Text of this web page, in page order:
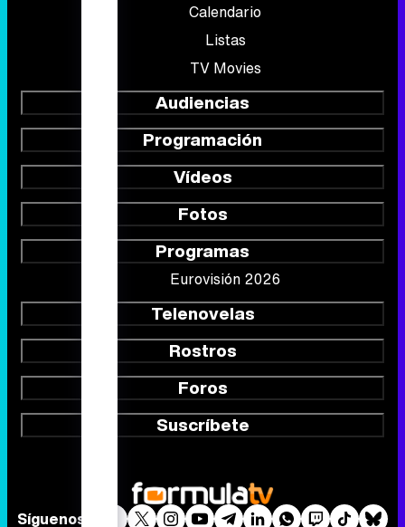
Calendario
Listas
TV Movies
Audiencias
Programación
Vídeos
Fotos
Programas
Eurovisión 2026
Telenovelas
Rostros
Foros
Suscríbete
Síguenos